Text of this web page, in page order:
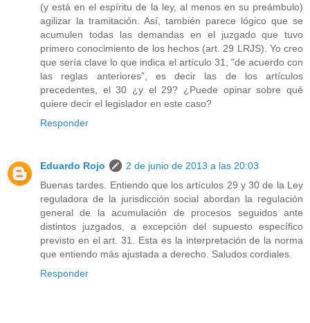
(y está en el espíritu de la ley, al menos en su preámbulo)
agilizar la tramitación. Así, también parece lógico que se
acumulen todas las demandas en el juzgado que tuvo
primero conocimiento de los hechos (art. 29 LRJS). Yo creo
que sería clave lo que indica el artículo 31, "de acuerdo con
las reglas anteriores", es decir las de los artículos
precedentes, el 30 ¿y el 29? ¿Puede opinar sobre qué
quiere decir el legislador en este caso?
Responder
Eduardo Rojo
2 de junio de 2013 a las 20:03
Buenas tardes. Entiendo que los artículos 29 y 30 de la Ley
reguladora de la jurisdicción social abordan la regulación
general de la acumulación de procesos seguidos ante
distintos juzgados, a excepción del supuesto específico
previsto en el art. 31. Esta es la interpretación de la norma
que entiendo más ajustada a derecho. Saludos cordiales.
Responder